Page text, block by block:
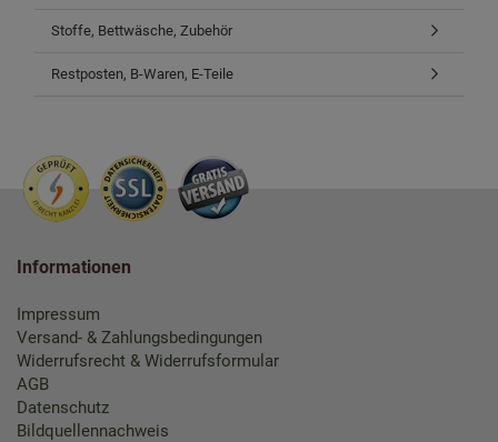
Stoffe, Bettwäsche, Zubehör
Restposten, B-Waren, E-Teile
Informationen
Impressum
Versand- & Zahlungsbedingungen
Widerrufsrecht & Widerrufsformular
AGB
Datenschutz
Bildquellennachweis